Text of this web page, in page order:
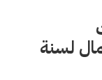
لسنة